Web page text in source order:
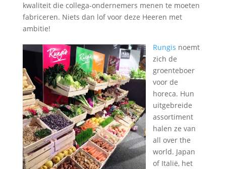
kwaliteit die collega-ondernemers menen te moeten
fabriceren. Niets dan lof voor deze Heeren met
ambitie!
Rungis noemt
zich de
groenteboer
voor de
horeca. Hun
uitgebreide
assortiment
halen ze van
all over the
world. Japan
of Italië, het